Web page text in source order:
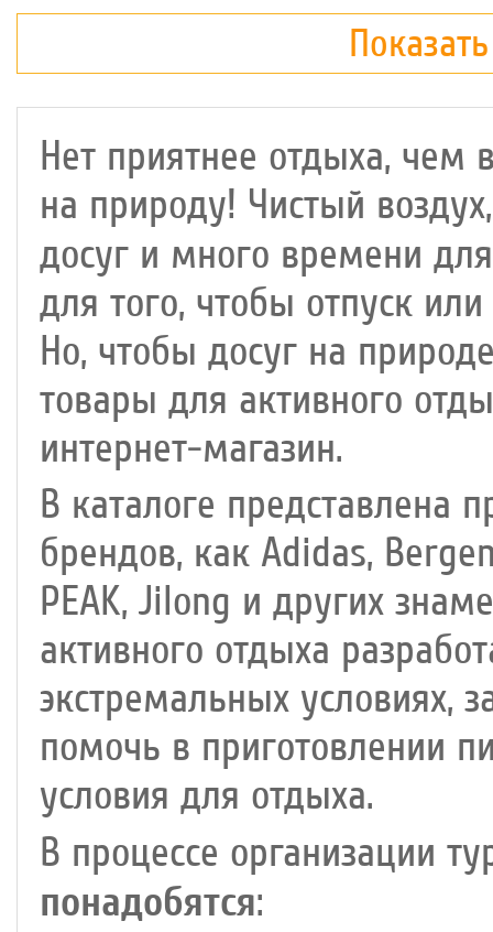
Нет приятнее отдыха, чем
на природу! Чистый
досуг и много времени
для того, чтобы отпуск
Но, чтобы досуг на
товары для активного
интернет-магазин.
В каталоге представлена
брендов, как Adidas,
PEAK, Jilong и других
активного отдыха
экстремальных условиях,
помочь в приготовлении
условия для отдыха.
В процессе организации
понадобятся: